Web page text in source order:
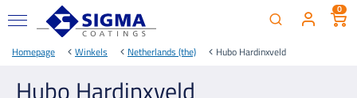
0
Homepage Winkels Netherlands (the) Hubo Hardinxveld